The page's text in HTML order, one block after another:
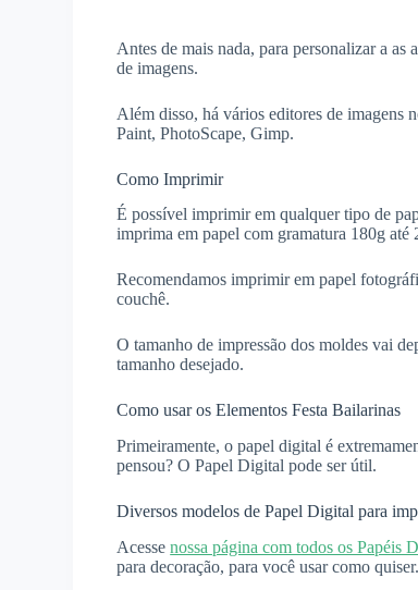
Antes de mais nada, para personalizar a
de imagens.
Além disso, há vários editores de imagens
Paint, PhotoScape, Gimp.
Como Imprimir
É possível imprimir em qualquer tipo de
imprima em papel com gramatura 180g até
Recomendamos imprimir em papel
couchê.
O tamanho de impressão dos moldes vai
tamanho desejado.
Como usar os Elementos Festa Bailarinas
Primeiramente, o papel digital é
pensou? O Papel Digital pode ser útil.
Diversos modelos de Papel Digital para
Acessenossa página com todos os Papéis
para decoração, para você usar como quiser.